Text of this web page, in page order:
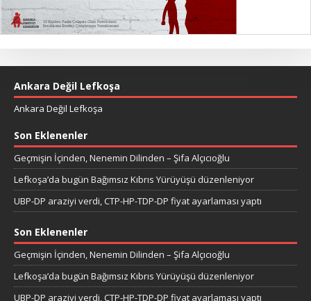
Ankara Değil Lefkoşa
Ankara Değil Lefkoşa
Son Eklenenler
Geçmişin İçinden, Nenemin Dilinden – Şifa Alçıcıoğlu
Lefkoşa’da bugün Bağımsız Kıbrıs Yürüyüşü düzenleniyor
UBP-DP araziyi verdi, CTP-HP-TDP-DP fiyat ayarlaması yaptı
Son Eklenenler
Geçmişin İçinden, Nenemin Dilinden – Şifa Alçıcıoğlu
Lefkoşa’da bugün Bağımsız Kıbrıs Yürüyüşü düzenleniyor
UBP-DP araziyi verdi, CTP-HP-TDP-DP fiyat ayarlaması yaptı